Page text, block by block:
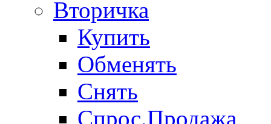
Вторичка
Купить
Обменять
Снять
Спрос.Продажа